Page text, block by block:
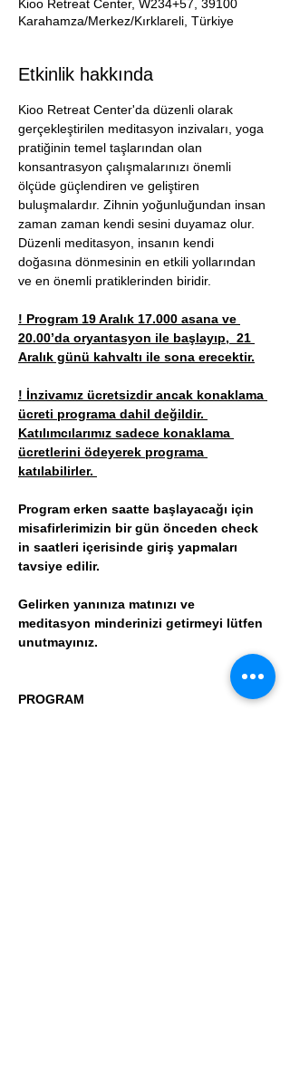
Kioo Retreat Center, W234+57, 39100
Karahamza/Merkez/Kırklareli, Türkiye
Etkinlik hakkında
Kioo Retreat Center'da düzenli olarak
gerçekleştirilen meditasyon inzivaları, yoga
pratiğinin temel taşlarından olan
konsantrasyon çalışmalarınızı önemli
ölçüde güçlendiren ve geliştiren
buluşmalardır. Zihnin yoğunluğundan insan
zaman zaman kendi sesini duyamaz olur.
Düzenli meditasyon, insanın kendi
doğasına dönmesinin en etkili yollarından
ve en önemli pratiklerinden biridir.
! Program 19 Aralık 17.000 asana ve
20.00’da oryantasyon ile başlayıp,  21
Aralık günü kahvaltı ile sona erecektir.
! İnzivamız ücretsizdir ancak konaklama
ücreti programa dahil değildir.
Katılımcılarımız sadece konaklama
ücretlerini ödeyerek programa
katılabilirler.
Program erken saatte başlayacağı için
misafirlerimizin bir gün önceden check
in saatleri içerisinde giriş yapmaları
tavsiye edilir.
Gelirken yanınıza matınızı ve
meditasyon minderinizi getirmeyi lütfen
unutmayınız.
PROGRAM